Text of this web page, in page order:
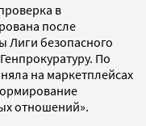
в
после
Лиги безопасного
По
на маркетплейсах
отношений».